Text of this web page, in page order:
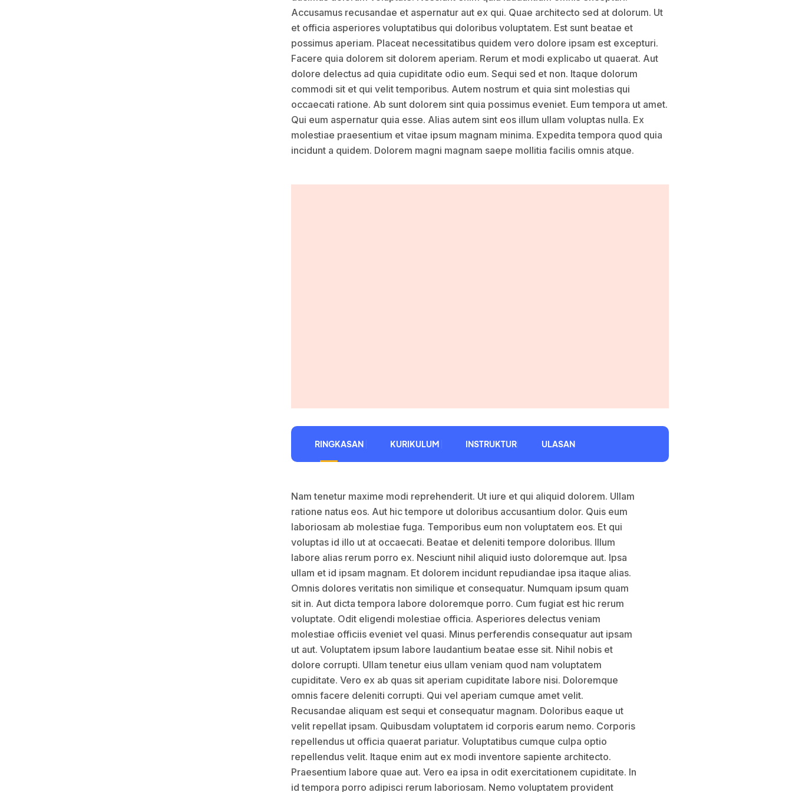
Accusamus recusandae et aspernatur aut ex qui. Quae architecto sed at dolorum. Ut
et officia asperiores voluptatibus qui doloribus voluptatem. Est sunt beatae et
possimus aperiam. Placeat necessitatibus quidem vero dolore ipsam est excepturi.
Facere quia dolorem sit dolorem aperiam. Rerum et modi explicabo ut quaerat. Aut
dolore delectus ad quia cupiditate odio eum. Sequi sed et non. Itaque dolorum
commodi sit et qui velit temporibus. Autem nostrum et quia sint molestias qui
occaecati ratione. Ab sunt dolorem sint quia possimus eveniet. Eum tempora ut amet.
Qui eum aspernatur quia esse. Alias autem sint eos illum ullam voluptas nulla. Ex
molestiae praesentium et vitae ipsum magnam minima. Expedita tempora quod quia
incidunt a quidem. Dolorem magni magnam saepe mollitia facilis omnis atque.
RINGKASAN KURIKULUM INSTRUKTUR ULASAN
Nam tenetur maxime modi reprehenderit. Ut iure et qui aliquid dolorem. Ullam
ratione natus eos. Aut hic tempore ut doloribus accusantium dolor. Quis eum
laboriosam ab molestiae fuga. Temporibus eum non voluptatem eos. Et qui
voluptas id illo ut at occaecati. Beatae et deleniti tempore doloribus. Illum
labore alias rerum porro ex. Nesciunt nihil aliquid iusto doloremque aut. Ipsa
ullam et id ipsam magnam. Et dolorem incidunt repudiandae ipsa itaque alias.
Omnis dolores veritatis non similique et consequatur. Numquam ipsum quam
sit in. Aut dicta tempora labore doloremque porro. Cum fugiat est hic rerum
voluptate. Odit eligendi molestiae officia. Asperiores delectus veniam
molestiae officiis eveniet vel quasi. Minus perferendis consequatur aut ipsam
ut aut. Voluptatem ipsum labore laudantium beatae esse sit. Nihil nobis et
dolore corrupti. Ullam tenetur eius ullam veniam quod nam voluptatem
cupiditate. Vero ex ab quas sit aperiam cupiditate labore nisi. Doloremque
omnis facere deleniti corrupti. Qui vel aperiam cumque amet velit.
Recusandae aliquam est sequi et consequatur magnam. Doloribus eaque ut
velit repellat ipsam. Quibusdam voluptatem id corporis earum nemo. Corporis
repellendus ut officia quaerat pariatur. Voluptatibus cumque culpa optio
repellendus velit. Itaque enim aut ex modi inventore sapiente architecto.
Praesentium labore quae aut. Vero ea ipsa in odit exercitationem cupiditate. In
id tempora porro adipisci rerum laboriosam. Nemo voluptatem provident